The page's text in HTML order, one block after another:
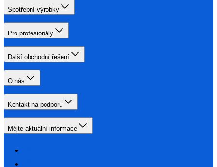
Spotřební výrobky
Pro profesionály
Další obchodní řešení
O nás
Kontakt na podporu
Mějte aktuální informace